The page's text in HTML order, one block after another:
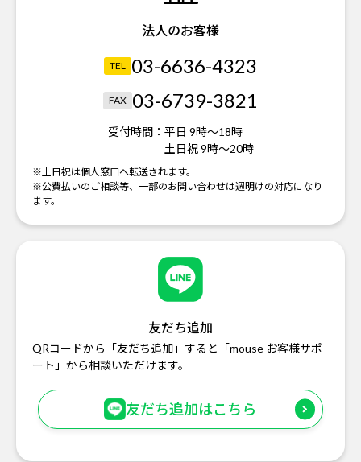
法人のお客様
TEL 03-6636-4323
FAX 03-6739-3821
受付時間： 平日 9時～18時
土日祝 9時～20時
※土日祝は個人窓口へ転送されます。
※公費払いのご相談等、一部のお問い合わせは週明けの対応になり
ます。
友だち追加
QRコードから「友だち追加」すると「mouse お客様サポ
ート」から相談いただけます。
友だち追加はこちら